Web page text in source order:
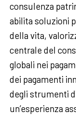
consulenza
abilita soluzioni
della vita,
centrale del
globali nei
dei pagamenti
degli strumenti
un’esperienza